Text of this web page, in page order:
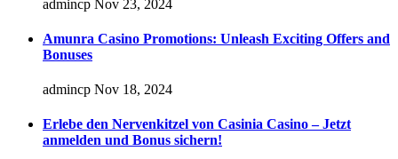
admincp Nov 23, 2024
Amunra Casino Promotions: Unleash Exciting Offers and
Bonuses
admincp Nov 18, 2024
Erlebe den Nervenkitzel von Casinia Casino – Jetzt
anmelden und Bonus sichern!